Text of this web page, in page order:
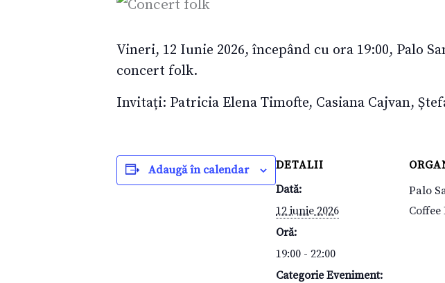
Vineri, 12 Iunie 2026, începând cu ora 19:00, Palo
concert folk.
Invitați: Patricia Elena Timofte, Casiana Cajvan,
Adaugă în calendar
DETALII
Dată:
12 iunie 2026
Oră:
19:00 - 22:00
Categorie Eveniment:
Palo
Coffee